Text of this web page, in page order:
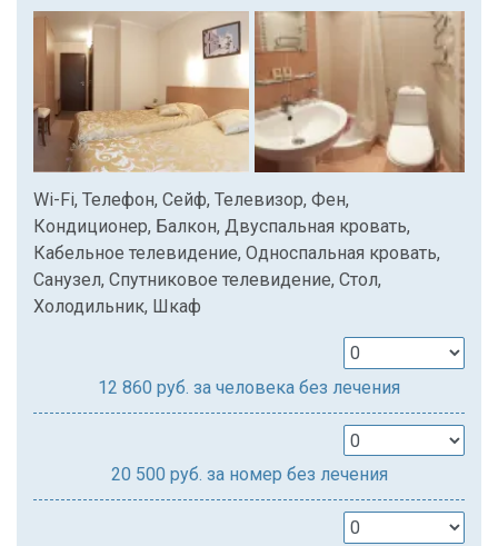
Wi-Fi, Телефон, Сейф, Телевизор, Фен,
Кондиционер, Балкон, Двуспальная кровать,
Кабельное телевидение, Односпальная кровать,
Санузел, Спутниковое телевидение, Стол,
Холодильник, Шкаф
12 860 руб. за человека без лечения
20 500 руб. за номер без лечения